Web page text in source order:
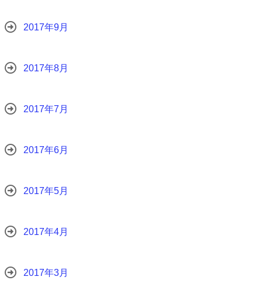
2017年9月
2017年8月
2017年7月
2017年6月
2017年5月
2017年4月
2017年3月